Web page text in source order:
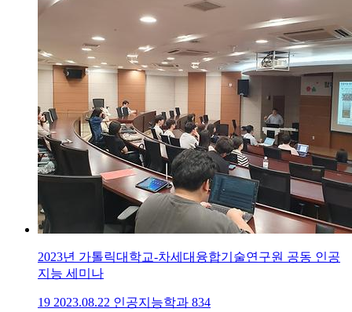
2023년 가톨릭대학교-차세대융합기술연구원 공동 인공
지능 세미나
19 2023.08.22 인공지능학과 834